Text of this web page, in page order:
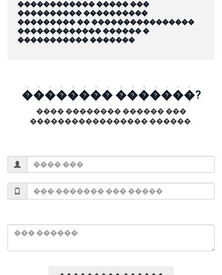
������������ ����� ���
���������� ����������
��������� �� ����������������
������������� ������ �
����������� �������
�������� �������?
���� �������� ������ ���
����������������� ������.